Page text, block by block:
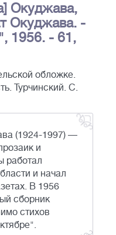
Окуджава,
Окуджава. -
1956. - 61,
обложке.
Турчинский. С.
(1924-1997) —
и
работал
и начал
В 1956
сборник
стихов